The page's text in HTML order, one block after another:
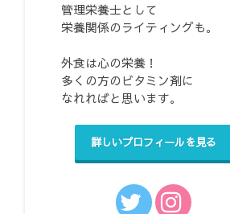
管理栄養士として
栄養関係のライティングも。
外食は心の栄養！
多くの方のビタミン剤に
なれればと思います。
詳しいプロフィールを見る